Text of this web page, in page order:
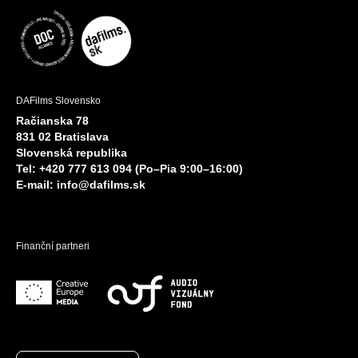
DAFilms Slovensko
Račianska 78
831 02 Bratislava
Slovenská republika
Tel: +420 777 613 094 (Po–Pia 9:00–16:00)
E-mail: info@dafilms.sk
Finanční partneri